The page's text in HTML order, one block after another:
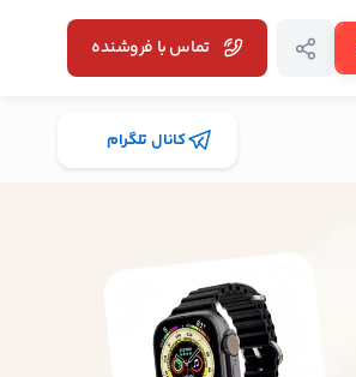
تماس با فروشنده
کانال تلگرام